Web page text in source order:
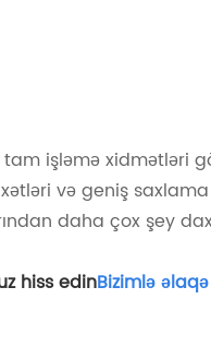
işləmə xidmətləri
və geniş
daha çox şey
hiss edinBizimlə